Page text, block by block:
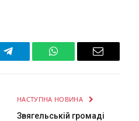
Telegram WhatsAppEmail
НАСТУПНА НОВИНА
Звягельській громаді